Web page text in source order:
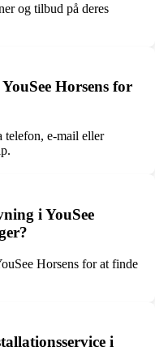
og tilbud på deres
Horsens for
telefon, e-mail eller
i YouSee
Horsens for at finde
i